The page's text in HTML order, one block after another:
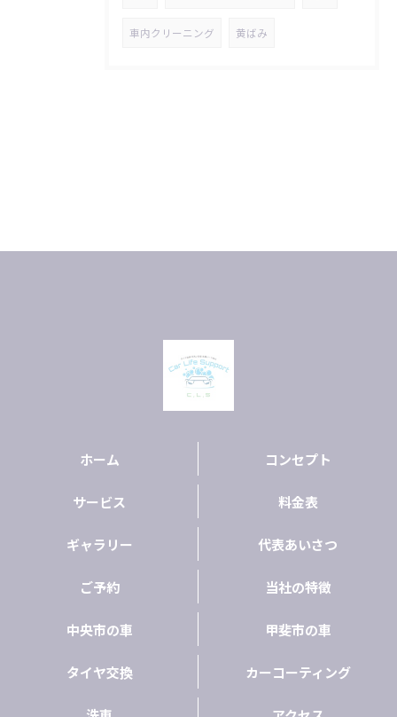
車内クリーニング 黄ばみ
ホーム コンセプト
サービス 料金表
ギャラリー 代表あいさつ
ご予約 当社の特徴
中央市の車 甲斐市の車
タイヤ交換 カーコーティング